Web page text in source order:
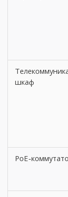
шкаф
PoE-